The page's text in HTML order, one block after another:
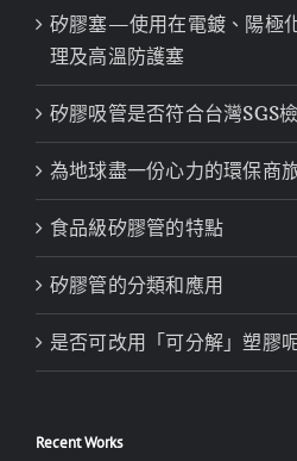
矽膠塞—使用在電鍍、陽極
理及高溫防護塞
矽膠吸管是否符合台灣SGS
為地球盡一份心力的環保商
食品級矽膠管的特點
矽膠管的分類和應用
是否可改用「可分解」塑膠
Recent Works